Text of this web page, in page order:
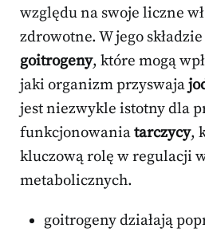
względu na swoje liczne
zdrowotne. W jego
goitrogeny, które mogą
jaki organizm przyswaja
jest niezwykle istotny dla
funkcjonowaniatarczycy,
kluczową rolę w regulacji
metabolicznych.
goitrogeny działają